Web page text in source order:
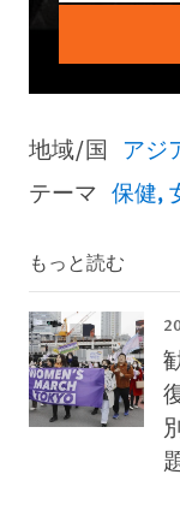
地域/国 アジ
テーマ 保健
もっと読む